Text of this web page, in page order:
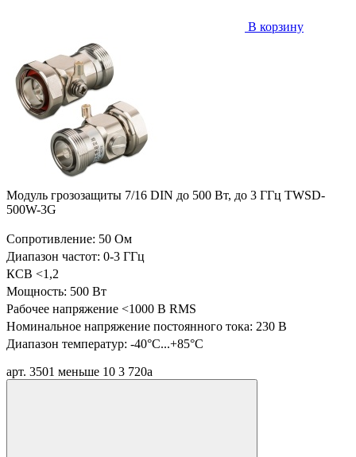
В корзину
Модуль грозозащиты 7/16 DIN до 500 Вт, до 3 ГГц TWSD-
500W-3G
Сопротивление: 50 Ом
Диапазон частот: 0-3 ГГц
КСВ <1,2
Мощность: 500 Вт
Рабочее напряжение <1000 В RMS
Номинальное напряжение постоянного тока: 230 В
Диапазон температур: -40°C...+85°C
арт. 3501 меньше 10 3 720a